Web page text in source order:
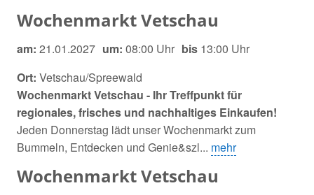
Wochenmarkt Vetschau
am: 21.01.2027 um: 08:00 Uhr bis 13:00 Uhr
Ort: Vetschau/Spreewald
Wochenmarkt Vetschau - Ihr Treffpunkt für
regionales, frisches und nachhaltiges Einkaufen!
Jeden Donnerstag lädt unser Wochenmarkt zum
Bummeln, Entdecken und Genie&szl... mehr
Wochenmarkt Vetschau